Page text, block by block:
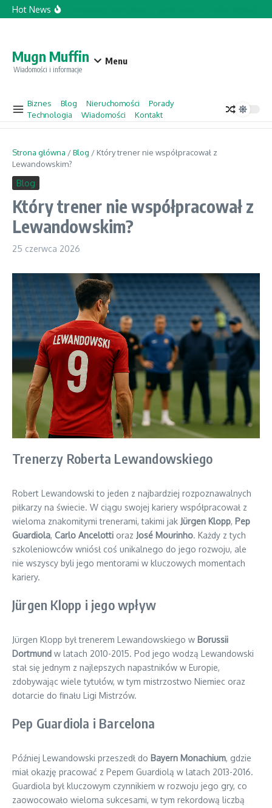
Przejdź do treści
Hot NewsTopforcecompany.com Opinie
Mugn Muffin
Wiadomości i informacje
Menu
Biznes Blog Nieruchomości
Porady
Technologia
Wiadomości Kontakt
Strona główna /Blog / Który trener nie współpracował z
Lewandowskim?
Blog
Który trener nie współpracował z
Lewandowskim?
25 czerwca 2026
Trenerzy Roberta Lewandowskiego
Robert Lewandowski to jeden z najbardziej rozpoznawalnych
piłkarzy na świecie. W ciągu swojej kariery współpracował z
wieloma znakomitymi trenerami, takimi jak Jürgen Klopp, Pep
Guardiola, Carlo Ancelotti oraz José Mourinho. Każdy z tych
szkoleniowców wniósł coś unikalnego do jego rozwoju, ale
nie wszyscy byli jego mentorami w kluczowych momentach
kariery.
Jürgen Klopp i jego wpływ
Jürgen Klopp był trenerem Lewandowskiego w Borussii
Dortmund w latach 2010-2015. Pod jego wodzą Lewandowski
stał się jednym z najlepszych napastników w Europie,
zdobywając wiele tytułów, w tym mistrzostwo Niemiec oraz
dotarcie do finału Ligi Mistrzów.
Pep Guardiola i Barcelona
Później Lewandowski przeszedł do Bayern Monachium, gdzie
miał okazję pracować z Pepem Guardiolą w latach 2013-2016.
Guardiola był kluczowym czynnikiem w rozwoju jego gry, co
zaowocowało wieloma sukcesami, w tym rekordową liczbą